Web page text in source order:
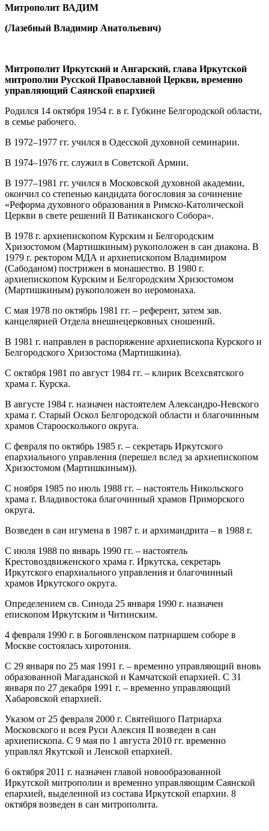
Митрополит ВАДИМ
(Лазебный Владимир Анатольевич)
Митрополит Иркутский и Ангарский, глава Иркутской
митрополии Русской Православной Церкви, временно
управляющий Саянской епархией
Родился 14 октября 1954 г. в г. Губкине Белгородской области,
в семье рабочего.
В 1972–1977 гг. учился в Одесской духовной семинарии.
В 1974–1976 гг. служил в Советской Армии.
В 1977–1981 гг. учился в Московской духовной академии,
окончил со степенью кандидата богословия за сочинение
«Реформа духовного образования в Римско-Католической
Церкви в свете решений II Ватиканского Собора».
В 1978 г. архиепископом Курским и Белгородским
Хризостомом (Мартишкиным) рукоположен в сан диакона. В
1979 г. ректором МДА и архиепископом Владимиром
(Сабоданом) пострижен в монашество. В 1980 г.
архиепископом Курским и Белгородским Хризостомом
(Мартишкиным) рукоположен во иеромонаха.
С мая 1978 по октябрь 1981 гг. – референт, затем зав.
канцелярией Отдела внешнецерковных сношений.
В 1981 г. направлен в распоряжение архиепископа Курского и
Белгородского Хризостома (Мартишкина).
С октября 1981 по август 1984 гг. – клирик Всехсвятского
храма г. Курска.
В августе 1984 г. назначен настоятелем Александро-Невского
храма г. Старый Оскол Белгородской области и благочинным
храмов Староосколького округа.
С февраля по октябрь 1985 г. – секретарь Иркутского
епархиального управления (перешел вслед за архиепископом
Хризостомом (Мартишкиным)).
С ноября 1985 по июль 1988 гг. – настоятель Никольского
храма г. Владивостока благочинный храмов Приморского
округа.
Возведен в сан игумена в 1987 г. и архимандрита – в 1988 г.
С июля 1988 по январь 1990 гг. – настоятель
Крестовоздвиженского храма г. Иркутска, секретарь
Иркутского епархиального управления и благочинный
храмов Иркутского округа.
Определением св. Синода 25 января 1990 г. назначен
епископом Иркутским и Читинским.
4 февраля 1990 г. в Богоявленском патриаршем соборе в
Москве состоялась хиротония.
С 29 января по 25 мая 1991 г. – временно управляющий вновь
образованной Магаданской и Камчатской епархией. С 31
января по 27 декабря 1991 г. – временно управляющий
Хабаровской епархией.
Указом от 25 февраля 2000 г. Святейшого Патриарха
Московского и всея Руси Алексия II возведен в сан
архиепископа. С 9 мая по 1 августа 2010 гг. временно
управлял Якутской и Ленской епархией.
6 октября 2011 г. назначен главой новообразованной
Иркутской митрополии и временно управляющим Саянской
епархией, выделенной из состава Иркутской епархии. 8
октября возведен в сан митрополита.